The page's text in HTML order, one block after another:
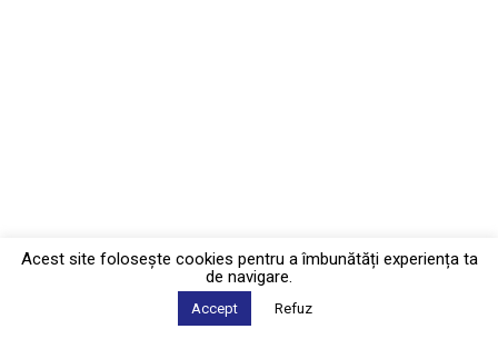
Acest site foloseşte cookies pentru a îmbunătăți experiența ta
de navigare.
Accept Refuz